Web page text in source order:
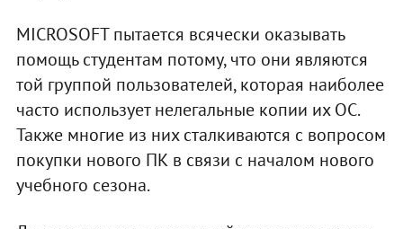
MICROSOFT пытается всячески оказывать
помощь студентам потому, что они являются
той группой пользователей, которая наиболее
часто использует нелегальные копии их ОС.
Также многие из них сталкиваются с вопросом
покупки нового ПК в связи с началом нового
учебного сезона.